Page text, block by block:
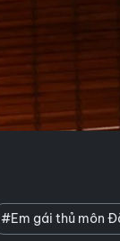
#Em gái thủ môn